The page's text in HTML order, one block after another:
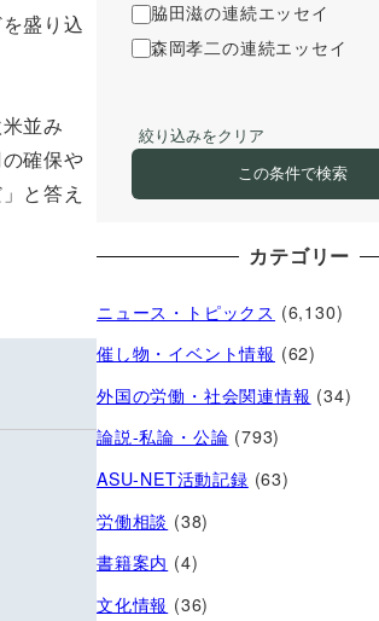
盛り込
並み
確保や
と答え
脇田滋の連続エッセイ
森岡孝二の連続エッセイ
絞り込みをクリア
この条件で検索
カテゴリー
ニュース・トピックス (6,130)
催し物・イベント情報 (62)
外国の労働・社会関連情報 (34)
論説-私論・公論 (793)
ASU-NET活動記録 (63)
労働相談 (38)
書籍案内 (4)
文化情報 (36)